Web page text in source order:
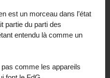
est un morceau dans l’état
partie du parti des
entendu là comme un
comme les appareils